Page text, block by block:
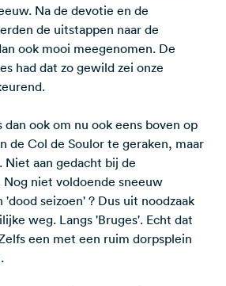
Na de devotie en de
de uitstappen naar de
ook mooi meegenomen. De
had dat zo gewild zei onze
ook om nu ook eens boven op
de Col de Soulor te geraken, maar
Niet aan gedacht bij de
niet voldoende sneeuw
seizoen' ? Dus uit noodzaak
weg. Langs 'Bruges'. Echt dat
een met een ruim dorpsplein